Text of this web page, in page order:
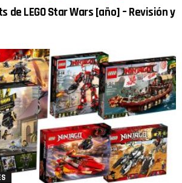
de LEGO Star Wars [año] – Revisión y